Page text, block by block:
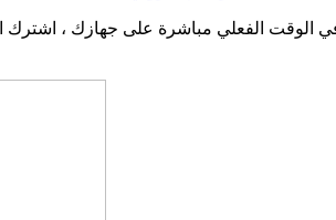
الوقت الفعلي مباشرة على جهازك ، اشترك